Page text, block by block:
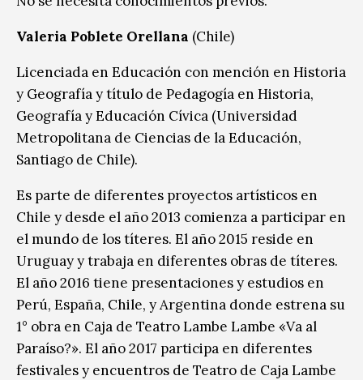
Valeria Poblete Orellana (Chile)
Licenciada en Educación con mención en Historia
y Geografía y título de Pedagogía en Historia,
Geografía y Educación Cívica (Universidad
Metropolitana de Ciencias de la Educación,
Santiago de Chile).
Es parte de diferentes proyectos artísticos en
Chile y desde el año 2013 comienza a participar en
el mundo de los títeres. El año 2015 reside en
Uruguay y trabaja en diferentes obras de títeres.
El año 2016 tiene presentaciones y estudios en
Perú, España, Chile, y Argentina donde estrena su
1° obra en Caja de Teatro Lambe Lambe «Va al
Paraíso?». El año 2017 participa en diferentes
festivales y encuentros de Teatro de Caja Lambe